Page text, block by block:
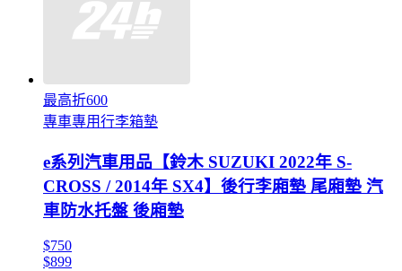
最高折600
專車專用行李箱墊
e系列汽車用品【鈴木 SUZUKI 2022年 S-
CROSS / 2014年 SX4】後行李廂墊 尾廂墊 汽
車防水托盤 後廂墊
$750
$899